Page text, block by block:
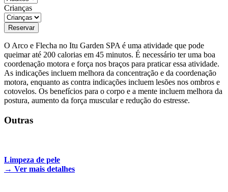
Crianças
Reservar
O Arco e Flecha no Itu Garden SPA é uma atividade que pode
queimar até 200 calorias em 45 minutos. É necessário ter uma boa
coordenação motora e força nos braços para praticar essa atividade.
As indicações incluem melhora da concentração e da coordenação
motora, enquanto as contra indicações incluem lesões nos ombros e
cotovelos. Os benefícios para o corpo e a mente incluem melhora da
postura, aumento da força muscular e redução do estresse.
Outras
Limpeza de pele
→ Ver mais detalhes